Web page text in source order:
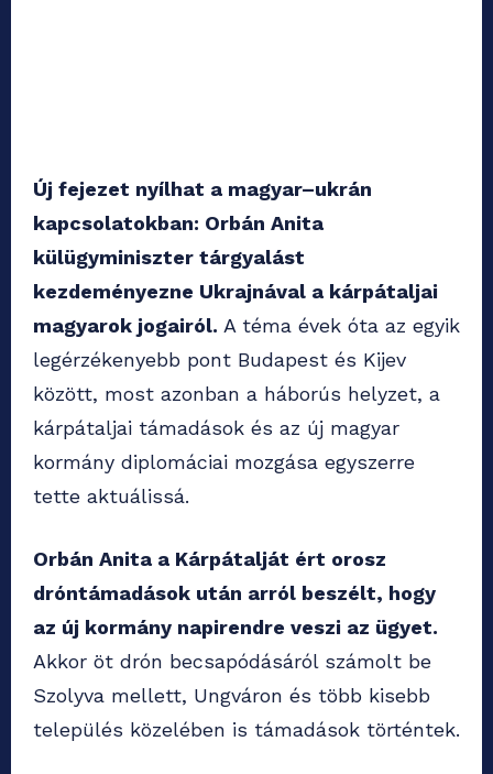
Új fejezet nyílhat a magyar–ukrán
kapcsolatokban: Orbán Anita
külügyminiszter tárgyalást
kezdeményezne Ukrajnával a kárpátaljai
magyarok jogairól. A téma évek óta az egyik
legérzékenyebb pont Budapest és Kijev
között, most azonban a háborús helyzet, a
kárpátaljai támadások és az új magyar
kormány diplomáciai mozgása egyszerre
tette aktuálissá.
Orbán Anita a Kárpátalját ért orosz
dróntámadások után arról beszélt, hogy
az új kormány napirendre veszi az ügyet.
Akkor öt drón becsapódásáról számolt be
Szolyva mellett, Ungváron és több kisebb
település közelében is támadások történtek.